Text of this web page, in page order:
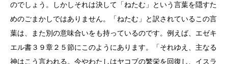
のでしょう。しかしそれは決して「ねたむ」という言葉を隠すた
めのごまかしではありません。「ねたむ」と訳されているこの言
葉は、また別の意味合いをも持っているのです。例えば、エゼキ
エル書３９章２５節にこのようにあります。「それゆえ、主なる
神はこう言われる。今やわたしはヤコブの繁栄を回復し、イスラ